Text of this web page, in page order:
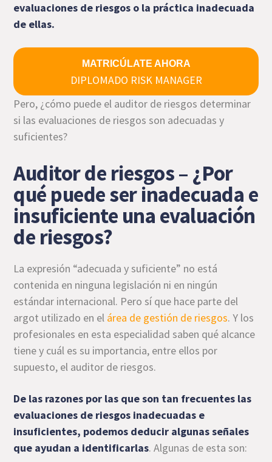
evaluaciones de riesgos o la práctica inadecuada
de ellas.
MATRICÚLATE AHORA
DIPLOMADO RISK MANAGER
Pero, ¿cómo puede el auditor de riesgos determinar
si las evaluaciones de riesgos son adecuadas y
suficientes?
Auditor de riesgos – ¿Por
qué puede ser inadecuada e
insuficiente una evaluación
de riesgos?
La expresión “adecuada y suficiente” no está
contenida en ninguna legislación ni en ningún
estándar internacional. Pero sí que hace parte del
argot utilizado en el área de gestión de riesgos. Y los
profesionales en esta especialidad saben qué alcance
tiene y cuál es su importancia, entre ellos por
supuesto, el auditor de riesgos.
De las razones por las que son tan frecuentes las
evaluaciones de riesgos inadecuadas e
insuficientes, podemos deducir algunas señales
que ayudan a identificarlas. Algunas de esta son: